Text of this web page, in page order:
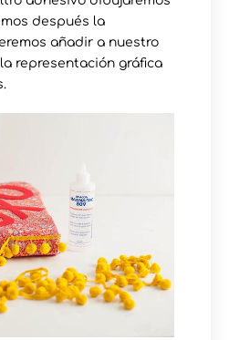
después la
añadir a nuestro
representación gráfica